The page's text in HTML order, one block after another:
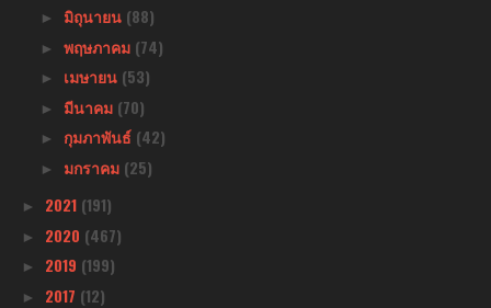
► มิถุนายน (88)
► พฤษภาคม (74)
► เมษายน (53)
► มีนาคม (70)
► กุมภาพันธ์ (42)
► มกราคม (25)
► 2021 (191)
► 2020 (467)
► 2019 (199)
► 2017 (12)